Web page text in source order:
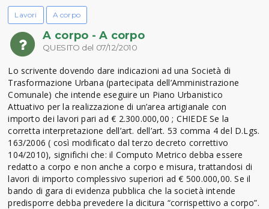
Lavori A corpo
A corpo - A corpo
QUESITO del 07/12/2010
Lo scrivente dovendo dare indicazioni ad una Società di
Trasformazione Urbana (partecipata dell’Amministrazione
Comunale) che intende eseguire un Piano Urbanistico
Attuativo per la realizzazione di un’area artigianale con
importo dei lavori pari ad € 2.300.000,00 ; CHIEDE Se la
corretta interpretazione dell’art. dell’art. 53 comma 4 del D.Lgs.
163/2006 ( così modificato dal terzo decreto correttivo
104/2010), significhi che: il Computo Metrico debba essere
redatto a corpo e non anche a corpo e misura, trattandosi di
lavori di importo complessivo superiori ad € 500.000,00. Se il
bando di gara di evidenza pubblica che la società intende
predisporre debba prevedere la dicitura “corrispettivo a corpo”.